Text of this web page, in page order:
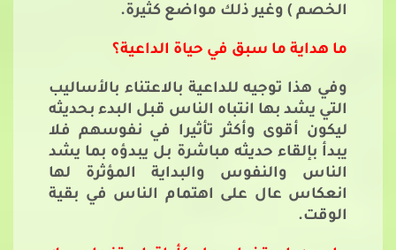
الخصم ) وغير ذلك مواضع كثيرة.
ما هداية ما سبق في حياة الداعية؟
وفي هذا توجيه للداعية بالاعتناء بالأساليب
التي يشد بها انتباه الناس قبل البدء بحديثه
ليكون أقوى وأكثر تأثيرا في نفوسهم فلا
يبدأ بإلقاء حديثه مباشرة بل يبدؤه بما يشد
الناس والنفوس والبداية المؤثرة لها
انعكاس عال على اهتمام الناس في بقية
الوقت.